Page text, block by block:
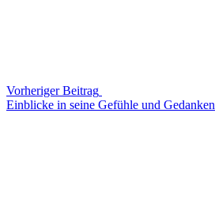
Vorheriger Beitrag
Einblicke in seine Gefühle und Gedanken